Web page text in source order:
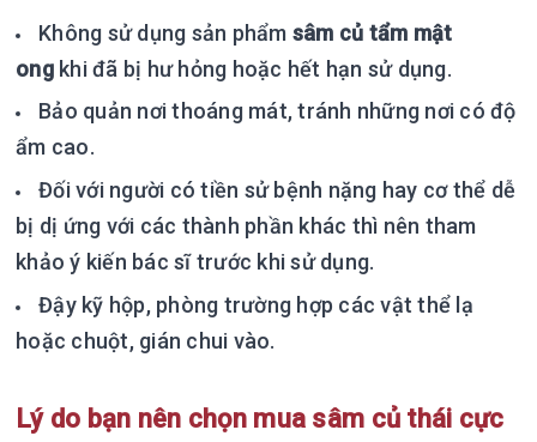
Không sử dụng sản phẩm sâm củ tẩm mật
ongkhi đã bị hư hỏng hoặc hết hạn sử dụng.
Bảo quản nơi thoáng mát, tránh những nơi có độ
ẩm cao.
Đối với người có tiền sử bệnh nặng hay cơ thể dễ
bị dị ứng với các thành phần khác thì nên tham
khảo ý kiến bác sĩ trước khi sử dụng.
Đậy kỹ hộp, phòng trường hợp các vật thể lạ
hoặc chuột, gián chui vào.
Lý do bạn nên chọn mua sâm củ thái cực